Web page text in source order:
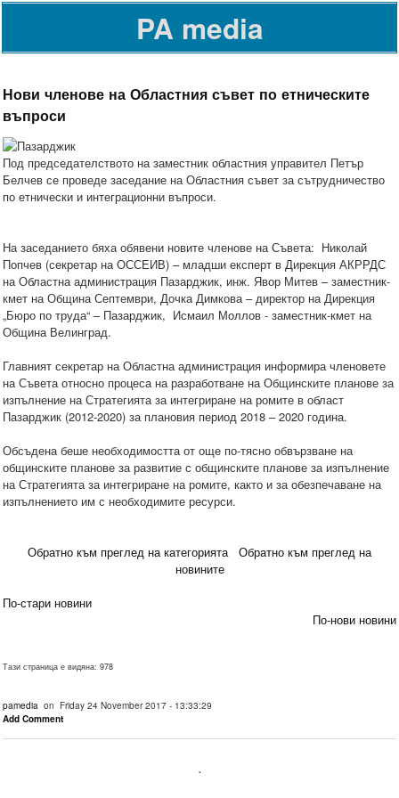
PA media
Нови членове на Областния съвет по етническите
въпроси
Под председателството на заместник областния управител Петър
Белчев се проведе заседание на Областния съвет за сътрудничество
по етнически и интеграционни въпроси.
На заседанието бяха обявени новите членове на Съвета: Николай
Попчев (секретар на ОССЕИВ) – младши експерт в Дирекция АКРРДС
на Областна администрация Пазарджик, инж. Явор Митев – заместник-
кмет на Община Септември, Дочка Димкова – директор на Дирекция
„Бюро по труда“ – Пазарджик, Исмаил Моллов - заместник-кмет на
Община Велинград.
Главният секретар на Областна администрация информира членовете
на Съвета относно процеса на разработване на Общинските планове за
изпълнение на Стратегията за интегриране на ромите в област
Пазарджик (2012-2020) за плановия период 2018 – 2020 година.
Обсъдена беше необходимостта от още по-тясно обвързване на
общинските планове за развитие с общинските планове за изпълнение
на Стратегията за интегриране на ромите, както и за обезпечаване на
изпълнението им с необходимите ресурси.
Обратно към преглед на категорията
Обратно към преглед на
новините
По-стари новини
По-нови новини
Тази страница е видяна: 978
pamedia on Friday 24 November 2017 - 13:33:29
Add Comment
.